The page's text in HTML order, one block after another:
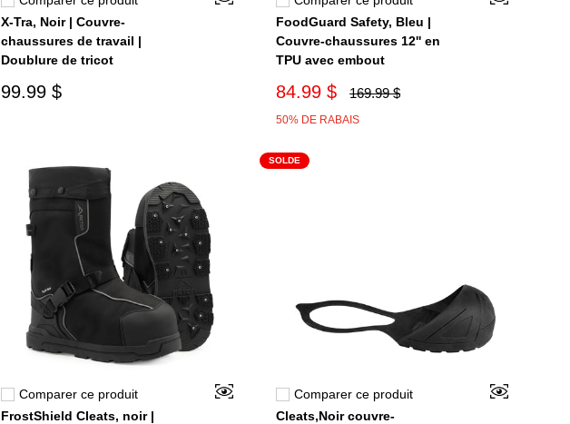
X-Tra, Noir | Couvre-
chaussures de travail |
Doublure de tricot
99.99 $
FoodGuard Safety, Bleu |
Couvre-chaussures 12'' en
TPU avec embout
84.99 $ 169.99 $
50% DE RABAIS
Comparer ce produit
FrostShield Cleats, noir |
SOLDE
Comparer ce produit
Cleats,Noir couvre-